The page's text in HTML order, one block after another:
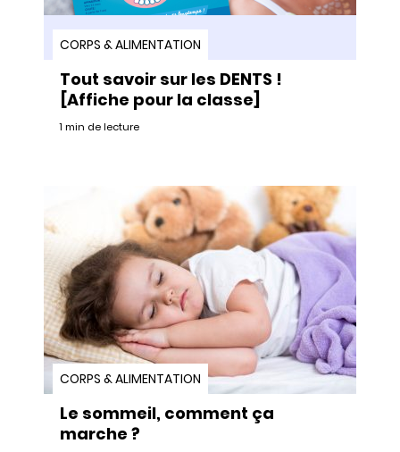
CORPS & ALIMENTATION
Tout savoir sur les DENTS !
[Affiche pour la classe]
1 min de lecture
CORPS & ALIMENTATION
Le sommeil, comment ça
marche ?